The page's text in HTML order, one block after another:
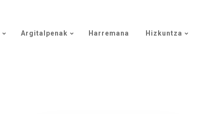
Argitalpenak Harremana Hizkuntza